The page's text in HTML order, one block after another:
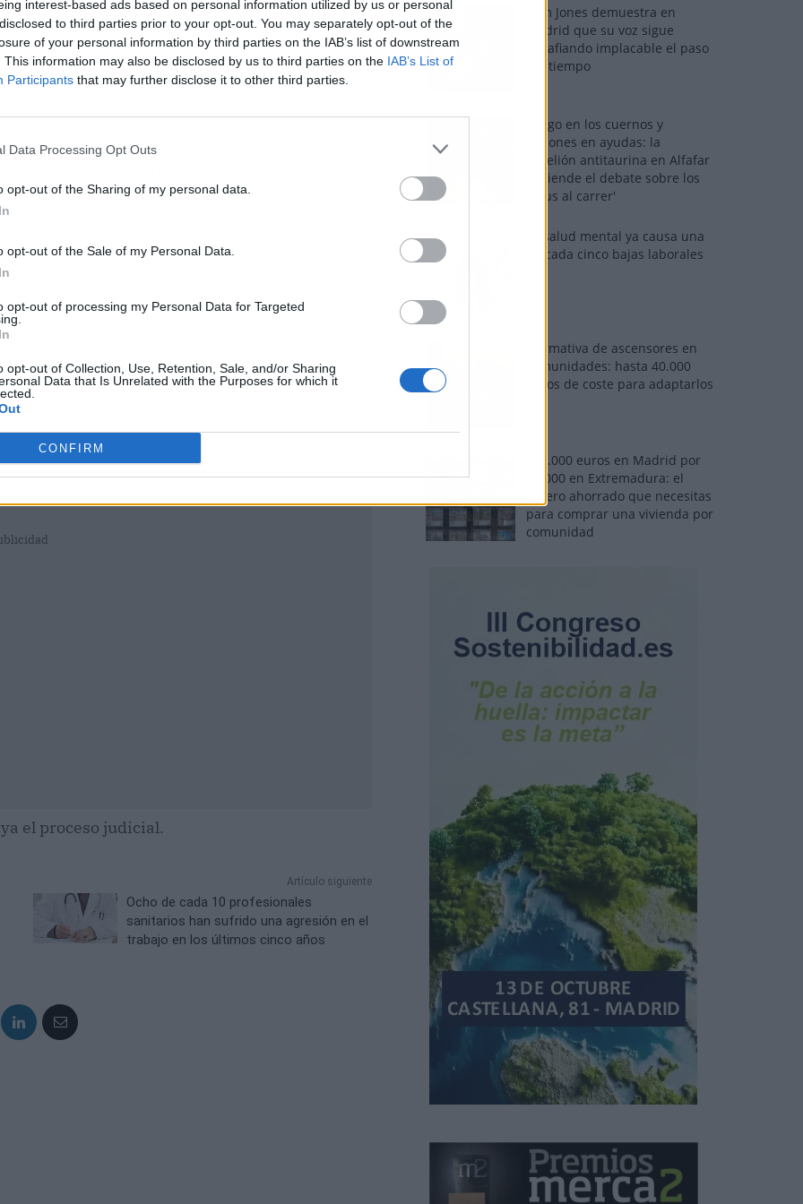
interest-based ads based on personal information utilized by us or personal
to third parties prior to your opt-out. You may separately opt-out of the
of your personal information by third parties on the IAB’s list of downstream
This information may also be disclosed by us to third parties on the IAB’s List of
Participants that may further disclose it to other third parties.
Data Processing Opt Outs
opt-out of the Sharing of my personal data.
opt-out of the Sale of my Personal Data.
opt-out of processing my Personal Data for Targeted
opt-out of Collection, Use, Retention, Sale, and/or Sharing
Data that Is Unrelated with the Purposes for which it
CONFIRM
afectó a una veintena de parcelas incluida la de
investigado por la muerte del pequeño tras
de los trabajos del dispositivo de rescate,
quedó pendiente la indemnización a los
En este marco, y teniendo en cuenta
la expropiación como la opción más
el proceso judicial.
Artículo siguiente
Ocho de cada 10 profesionales
sanitarios han sufrido una agresión en el
trabajo en los últimos cinco años
Tom Jones demuestra en
Madrid que su voz sigue
desafiando implacable el paso
del tiempo
Fuego en los cuernos y
millones en ayudas: la
rebelión antitaurina en Alfafar
enciende el debate sobre los
'bous al carrer'
La salud mental ya causa una
de cada cinco bajas laborales
Normativa de ascensores en
comunidades: hasta 40.000
euros de coste para adaptarlos
110.000 euros en Madrid por
31.000 en Extremadura: el
dinero ahorrado que necesitas
para comprar una vivienda por
comunidad